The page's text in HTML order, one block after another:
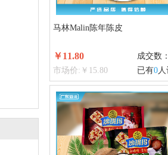
马林Malin陈年陈皮
￥11.80
成交数
市场价:￥15.80
已有0